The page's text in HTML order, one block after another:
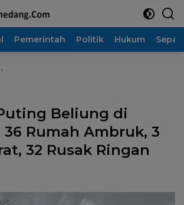
Pemerintah Politik Hukum
Beliung di
Rumah Ambruk, 3
32 Rusak Ringan